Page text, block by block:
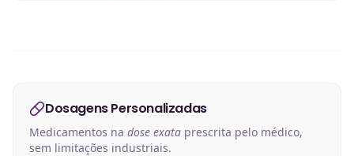
Dosagens Personalizadas
Medicamentos na dose exata prescrita pelo médico,
sem limitações industriais.